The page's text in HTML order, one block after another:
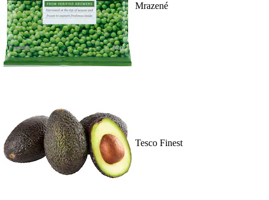
Mrazené
Tesco Finest